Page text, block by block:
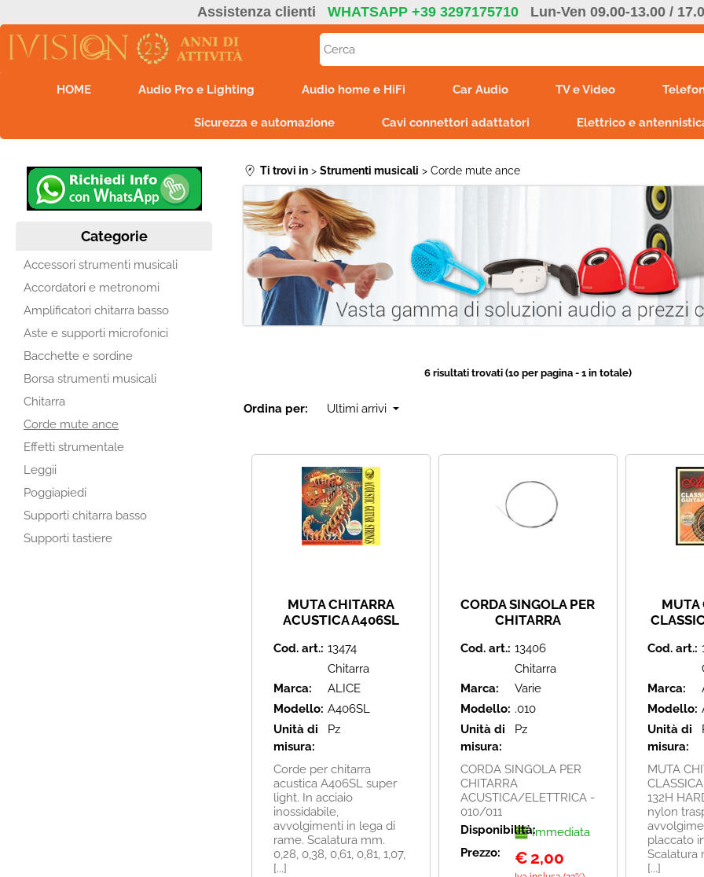
Assistenza clienti WHATSAPP +39 3297175710 Lun-Ven 09.00-13.00 /
il
poi
HOME Audio Pro e Lighting Audio home e HiFi Car Audio TV e Video
Sicurezza e automazione Cavi connettori adattatori Elettrico e
Categorie
Accessori strumenti musicali
Accordatori e metronomi
Amplificatori chitarra basso
Aste e supporti microfonici
Bacchette e sordine
Borsa strumenti musicali
Chitarra
Corde mute ance
Effetti strumentale
Leggii
Poggiapiedi
Supporti chitarra basso
Supporti tastiere
Ti trovi in Strumenti musicali Corde mute ance
6 risultati trovati (10 per pagina - 1 in totale)
Ordina per:
MUTA CHITARRA
ACUSTICA A406SL
Cod. art.: 13474
Chitarra
Marca:
ALICE
Modello: A406SL
Unità di
misura:
Pz
Corde per chitarra
acustica A406SL super
light. In acciaio
inossidabile,
avvolgimenti in lega di
rame. Scalatura mm.
0,28, 0,38, 0,61, 0,81, 1,07,
[...]
CORDA SINGOLA PER
CHITARRA
- 010/011
Cod. art.: 13406
Chitarra
Marca:
Varie
Modello: .010
Unità di
misura:
Pz
CORDA SINGOLA PER
CHITARRA
ACUSTICA/ELETTRICA -
010/011
Disponibilità:Immediata
Prezzo:
€2,00
MUTA
0,83,
Cod. art.:
Marca:
Modello:
Unità di
misura:
MUTA
132H
nylon
placcato
Scalatura
[...]